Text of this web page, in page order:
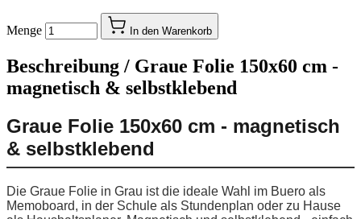
Menge In den Warenkorb
Beschreibung / Graue Folie 150x60 cm -
magnetisch & selbstklebend
Graue Folie 150x60 cm - magnetisch
& selbstklebend
Die Graue Folie in Grau ist die ideale Wahl im Buero als
Memoboard, in der Schule als Stundenplan oder zu Hause